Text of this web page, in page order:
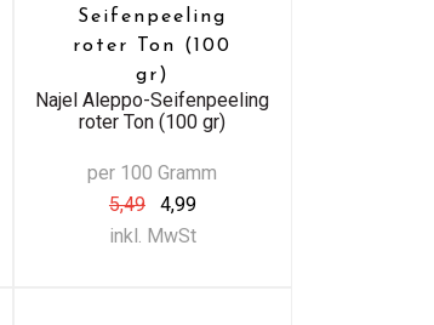
Seifenpeeling
roter Ton (100
gr)
Najel Aleppo-Seifenpeeling
roter Ton (100 gr)
per 100 Gramm
5,49
4,99
inkl. MwSt